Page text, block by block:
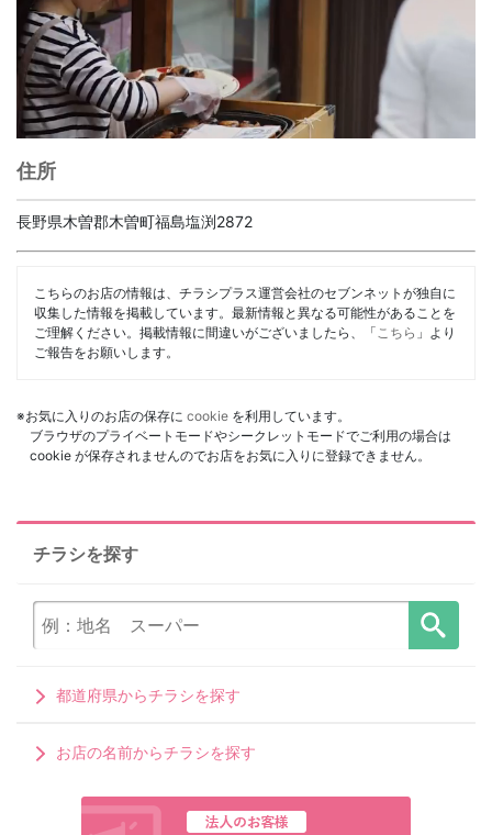
住所
長野県木曽郡木曽町福島塩渕2872
こちらのお店の情報は、チラシプラス運営会社のセブンネットが独自に
収集した情報を掲載しています。最新情報と異なる可能性があることを
ご理解ください。掲載情報に間違いがございましたら、「 こちら 」より
ご報告をお願いします。
※お気に入りのお店の保存に cookie を利用しています。
ブラウザのプライベートモードやシークレットモードでご利用の場合は
cookie が保存されませんのでお店をお気に入りに登録できません。
チラシを探す
都道府県からチラシを探す
お店の名前からチラシを探す